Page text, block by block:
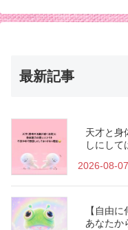
最新記事
天才と身
しにして
2026-08-07
【自由
あなたか